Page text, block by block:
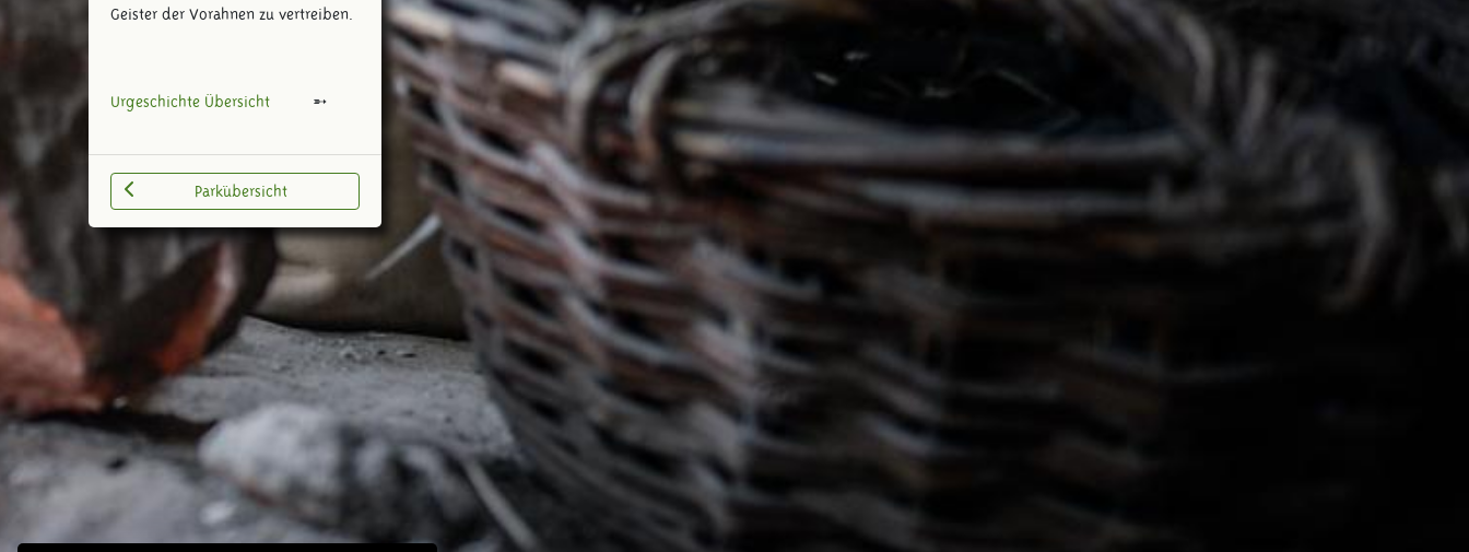
Geister der Vorahnen zu vertreiben.
Urgeschichte Übersicht
Parkübersicht